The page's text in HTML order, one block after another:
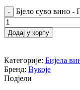
Бјело суво вино -
Додај у корпу
Категорије: Бијела
Бренд: Вукоје
Подјели